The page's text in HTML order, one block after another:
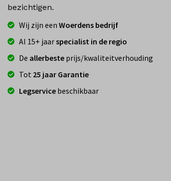
bezichtigen.
Wij zijn een Woerdens bedrijf
Al 15+ jaarspecialist in de regio
De allerbesteprijs/kwaliteitverhouding
Tot 25 jaar Garantie
Legservicebeschikbaar